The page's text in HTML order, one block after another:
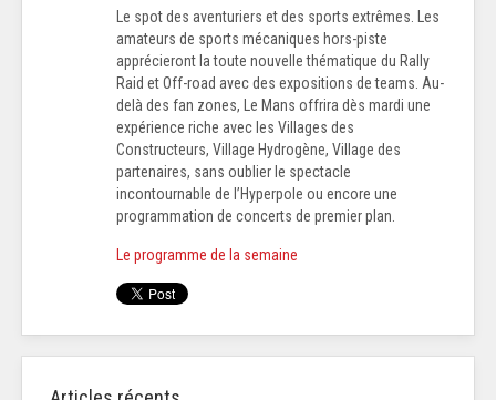
Le spot des aventuriers et des sports extrêmes. Les
amateurs de sports mécaniques hors-piste
apprécieront la toute nouvelle thématique du Rally
Raid et Off-road avec des expositions de teams. Au-
delà des fan zones, Le Mans offrira dès mardi une
expérience riche avec les Villages des
Constructeurs, Village Hydrogène, Village des
partenaires, sans oublier le spectacle
incontournable de l’Hyperpole ou encore une
programmation de concerts de premier plan.
Le programme de la semaine